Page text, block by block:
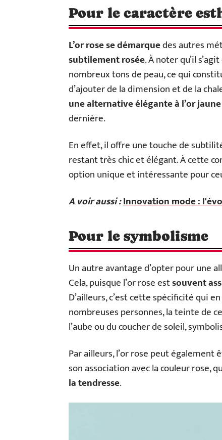
Pour le caractère
L’or rose se démarquedes autres
subtilement rosée. À noter qu’il
nombreux tons de peau, ce qui
d’ajouter de la dimension et de la
une alternative élégante à l’or
dernière.
En effet, il offre une touche de
restant très chic et élégant. À cette
option unique et intéressante pour
A voir aussi :Innovation mode :
Pour le symbolisme
Un autre avantage d’opter pour une
Cela, puisque l’or rose estsouvent
D’ailleurs, c’est cette spécificité qui
nombreuses personnes, la teinte de
l’aube ou du coucher de soleil,
Par ailleurs, l’or rose peut
son association avec la couleur rose,
la tendresse.